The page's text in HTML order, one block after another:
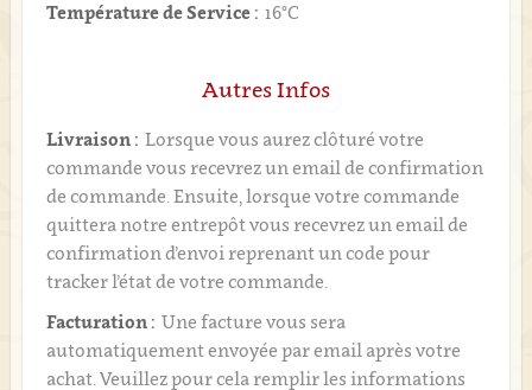
Température de Service : 16°C
Autres Infos
Livraison : Lorsque vous aurez clôturé votre
commande vous recevrez un email de confirmation
de commande. Ensuite, lorsque votre commande
quittera notre entrepôt vous recevrez un email de
confirmation d’envoi reprenant un code pour
tracker l’état de votre commande.
Facturation : Une facture vous sera
automatiquement envoyée par email après votre
achat. Veuillez pour cela remplir les informations